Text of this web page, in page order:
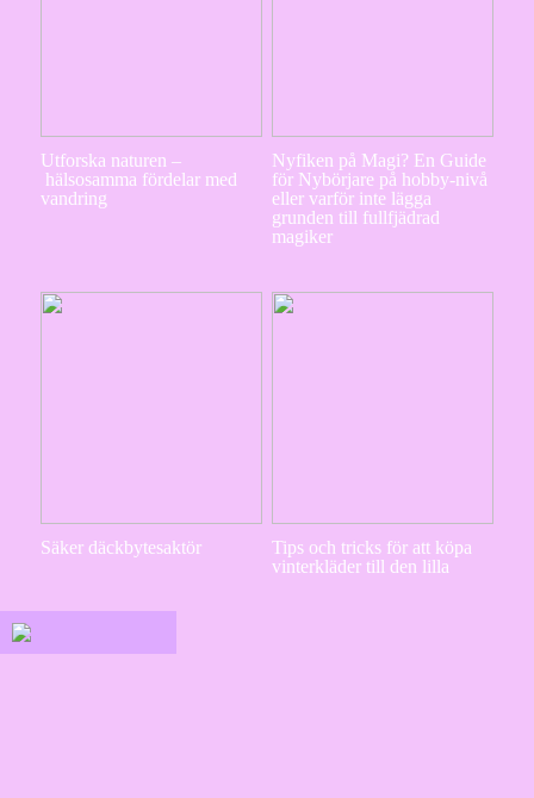
Utforska naturen –
hälsosamma fördelar med
vandring
Nyfiken på Magi? En Guide
för Nybörjare på hobby-nivå
eller varför inte lägga
grunden till fullfjädrad
magiker
Säker däckbytesaktör
Tips och tricks för att köpa
vinterkläder till den lilla